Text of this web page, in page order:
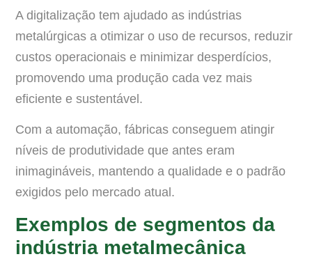
A digitalização tem ajudado as indústrias
metalúrgicas a otimizar o uso de recursos, reduzir
custos operacionais e minimizar desperdícios,
promovendo uma produção cada vez mais
eficiente e sustentável.
Com a automação, fábricas conseguem atingir
níveis de produtividade que antes eram
inimagináveis, mantendo a qualidade e o padrão
exigidos pelo mercado atual.
Exemplos de segmentos da
indústria metalmecânica